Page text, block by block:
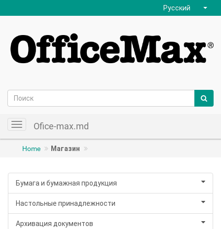
Русский
ToggleOfice-max.md
Home Магазин
Бумага и бумажная продукция
Настольные принадлежности
Архивация документов